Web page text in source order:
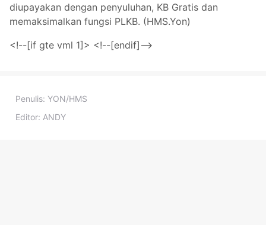
diupayakan dengan penyuluhan, KB Gratis dan
memaksimalkan fungsi PLKB. (HMS.Yon)
<!--[if gte vml 1]> <!--[endif]-->
Penulis: YON/HMS
Editor: ANDY